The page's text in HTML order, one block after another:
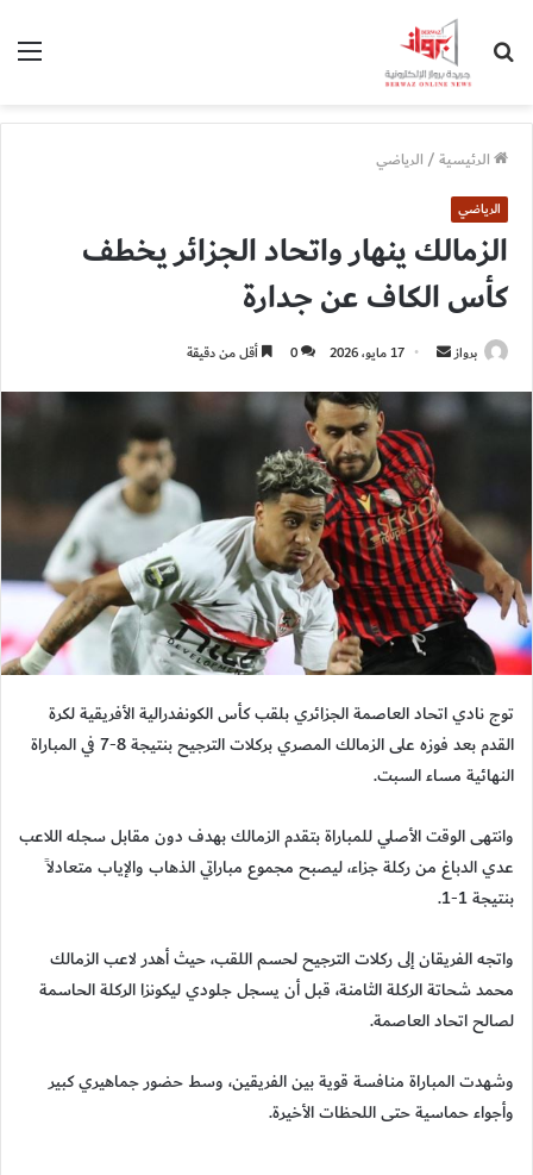
الرئيسية/الرياضي
الرياضي
الزمالك ينهار واتحاد الجزائر يخطف
كأس الكاف عن جدارة
برواز
أرسل 17 مايو، 2026 0 أقل من دقيقة
توج نادي اتحاد العاصمة الجزائري بلقب كأس الكونفدرالية الأفريقية لكرة
القدم بعد فوزه على الزمالك المصري بركلات الترجيح بنتيجة 8-7 في المباراة
النهائية مساء السبت.
وانتهى الوقت الأصلي للمباراة بتقدم الزمالك بهدف دون مقابل سجله اللاعب
عدي الدباغ من ركلة جزاء، ليصبح مجموع مباراتي الذهاب والإياب متعادلاً
بنتيجة 1-1.
واتجه الفريقان إلى ركلات الترجيح لحسم اللقب، حيث أهدر لاعب الزمالك
محمد شحاتة الركلة الثامنة، قبل أن يسجل جلودي ليكونزا الركلة الحاسمة
لصالح اتحاد العاصمة.
وشهدت المباراة منافسة قوية بين الفريقين، وسط حضور جماهيري كبير
وأجواء حماسية حتى اللحظات الأخيرة.